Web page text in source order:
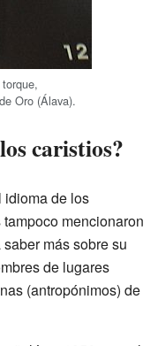
Oro (Álava).
caristios?
idioma de los
mencionaron
más sobre su
de lugares
(antropónimos) de